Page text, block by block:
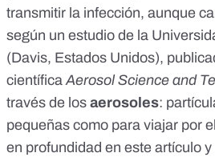
transmitir la infección, aunque
según un estudio de la
(Davis, Estados Unidos),
científicaAerosol Science and
través de los aerosoles:
pequeñas como para viajar por
en profundidad en este artículo y